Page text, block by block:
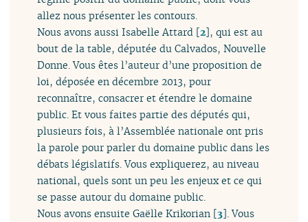
allez nous présenter les contours.
Nous avons aussi Isabelle Attard [2], qui est au
bout de la table, députée du Calvados, Nouvelle
Donne. Vous êtes l’auteur d’une proposition de
loi, déposée en décembre 2013, pour
reconnaître, consacrer et étendre le domaine
public. Et vous faites partie des députés qui,
plusieurs fois, à l’Assemblée nationale ont pris
la parole pour parler du domaine public dans les
débats législatifs. Vous expliquerez, au niveau
national, quels sont un peu les enjeux et ce qui
se passe autour du domaine public.
Nous avons ensuite Gaëlle Krikorian [3] . Vous